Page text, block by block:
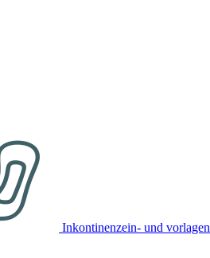
Inkontinenzein- und vorlagen